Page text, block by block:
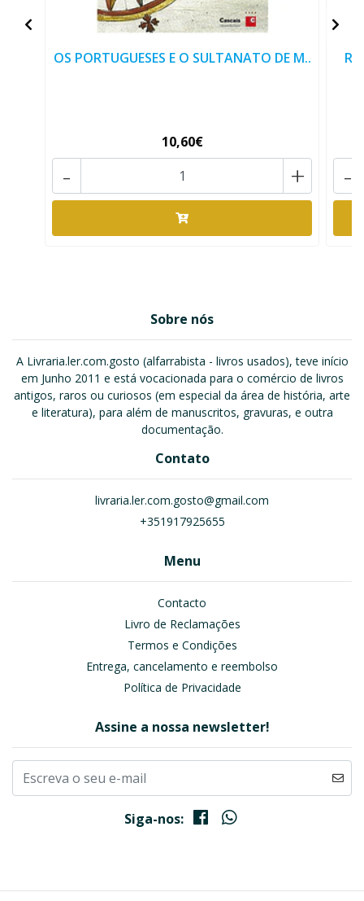
OS PORTUGUESES E O SULTANATO DE M..
10,60€
+
- -
Sobre nós
A Livraria.ler.com.gosto (alfarrabista - livros usados), teve início
em Junho 2011 e está vocacionada para o comércio de livros
antigos, raros ou curiosos (em especial da área de história, arte
e literatura), para além de manuscritos, gravuras, e outra
documentação.
Contato
livraria.ler.com.gosto@gmail.com
+351917925655
Menu
Contacto
Livro de Reclamações
Termos e Condições
Entrega, cancelamento e reembolso
Política de Privacidade
Assine a nossa newsletter!
Siga-nos: